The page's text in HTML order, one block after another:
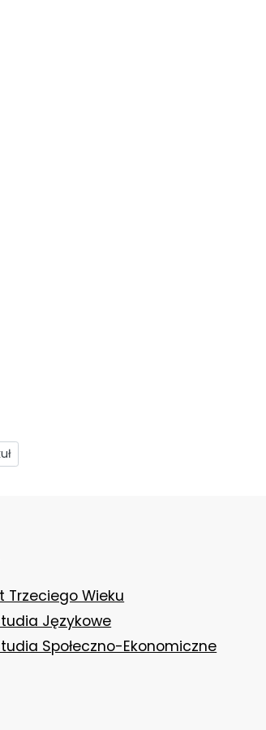
Nauka na innym poziomie
Trzeciego Wieku
Językowe
Społeczno-Ekonomiczne